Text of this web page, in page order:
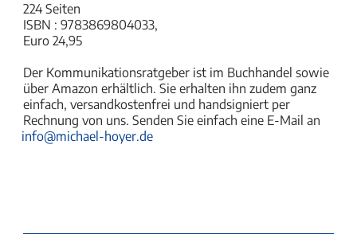
224 Seiten
ISBN : 9783869804033,
Euro 24,95
Der Kommunikationsratgeber ist im Buchhandel sowie
über Amazon erhältlich. Sie erhalten ihn zudem ganz
einfach, versandkostenfrei und handsigniert per
Rechnung von uns. Senden Sie einfach eine E-Mail an
info@michael-hoyer.de